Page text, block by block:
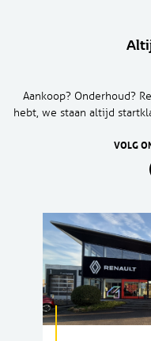
Aankoop? Onderhoud?
hebt, we staan altijd
VOLG